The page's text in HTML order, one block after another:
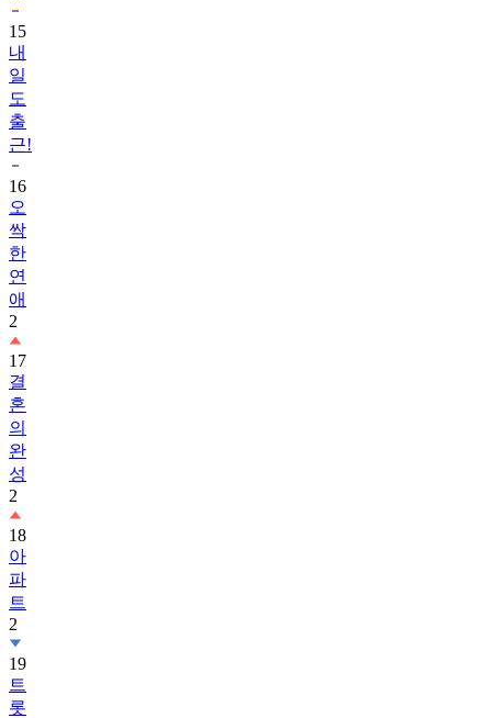
15
내
일
도
출
근!
16
오
싹
한
연
애
2
17
결
혼
의
완
성
2
18
아
파
트
2
19
트
롯